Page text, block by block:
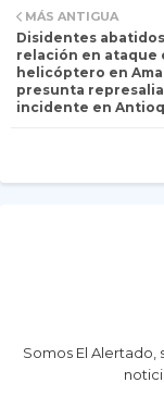
MÁS ANTIGUA
Disidentes
relación en ataque
helicóptero en
presunta
incidente en
Somos El